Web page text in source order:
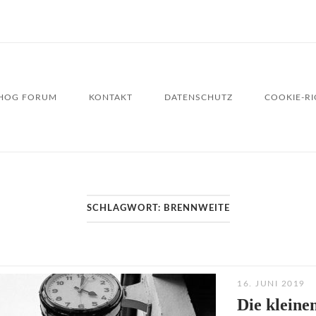
FORUM KONTAKT DATENSCHUTZ COOKIE-
SCHLAGWORT: BRENNWEITE
16. JUNI 2019
Die